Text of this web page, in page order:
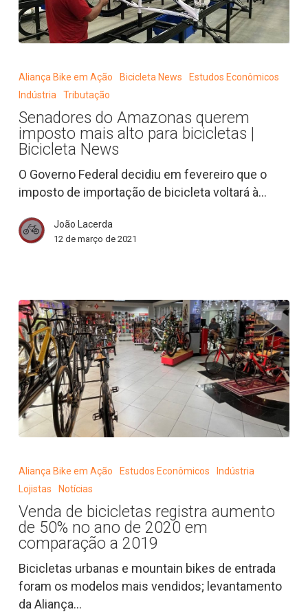
do
Amazonas
imposto
mais
alto
para
bicicletas
Bicicleta
News
Aliança Bike em Ação Bicicleta News
Estudos Econômicos
Indústria
Tributação
Senadores do Amazonas querem
imposto mais alto para bicicletas |
Bicicleta News
O Governo Federal decidiu em fevereiro que o
imposto de importação de bicicleta voltará à…
João Lacerda
12 de março de 2021
bicicletas
registra
aumento
de
50%
no
ano
de
Aliança Bike em Ação Estudos Econômicos
Indústria
Lojistas
Notícias
Venda de bicicletas registra aumento
de 50% no ano de 2020 em
comparação a 2019
Bicicletas urbanas e mountain bikes de entrada
foram os modelos mais vendidos; levantamento
da Aliança…